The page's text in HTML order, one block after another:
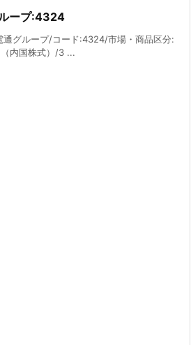
ープ:4324
通グループ/コード:4324/市場・商品区分:
内国株式）/3 ...